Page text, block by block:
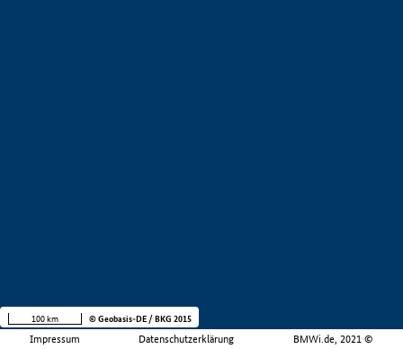
Impressum Datenschutzerklärung BMWi.de, 2021 ©
100 km © Geobasis-DE / BKG 2015